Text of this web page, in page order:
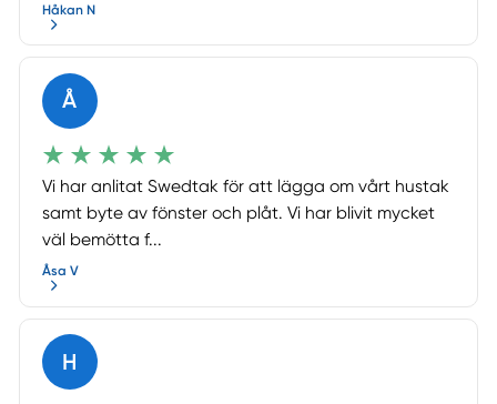
Håkan N
Å
Vi har anlitat Swedtak för att lägga om vårt hustak
samt byte av fönster och plåt. Vi har blivit mycket
väl bemötta f...
Åsa V
H